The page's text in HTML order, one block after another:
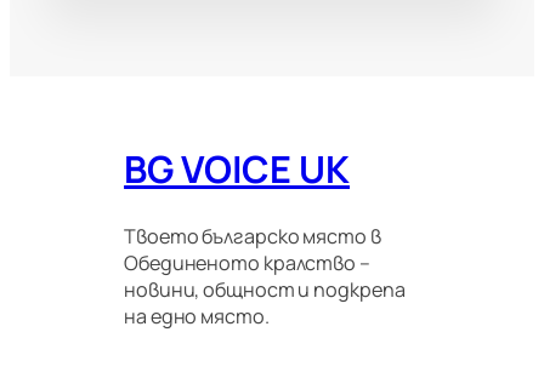
BG VOICE UK
Твоето българско място в
Обединеното кралство –
новини, общност и подкрепа
на едно място.